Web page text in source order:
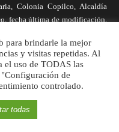
Colonia Copilco, Alcaldía
fecha última de modificación,
ni de Universidad Nacional
de los contenidos de
o parcial de los textos aquí
completa y la dirección
para brindarle la mejor
y visitas repetidas. Al
el uso de TODAS las
de
controlado.
todas